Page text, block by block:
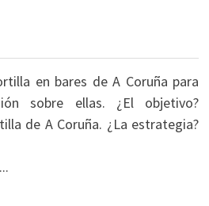
en bares de A Coruña para
sobre ellas. ¿El objetivo?
de A Coruña. ¿La estrategia?